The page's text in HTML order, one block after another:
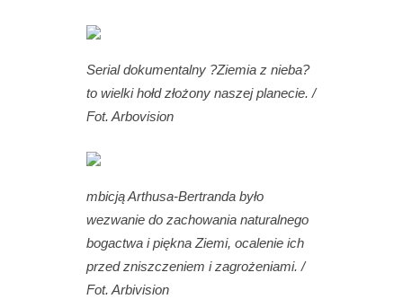
Serial dokumentalny ?Ziemia z nieba?
to wielki hołd złożony naszej planecie. /
Fot. Arbovision
mbicją Arthusa-Bertranda było
wezwanie do zachowania naturalnego
bogactwa i piękna Ziemi, ocalenie ich
przed zniszczeniem i zagrożeniami. /
Fot. Arbivision